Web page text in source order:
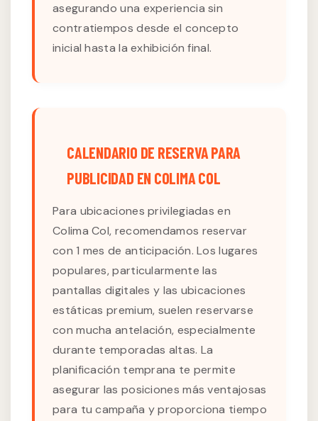
asegurando una experiencia sin
contratiempos desde el concepto
inicial hasta la exhibición final.
CALENDARIO DE RESERVA PARA
PUBLICIDAD EN COLIMA COL
Para ubicaciones privilegiadas en
Colima Col, recomendamos reservar
con 1 mes de anticipación. Los lugares
populares, particularmente las
pantallas digitales y las ubicaciones
estáticas premium, suelen reservarse
con mucha antelación, especialmente
durante temporadas altas. La
planificación temprana te permite
asegurar las posiciones más ventajosas
para tu campaña y proporciona tiempo